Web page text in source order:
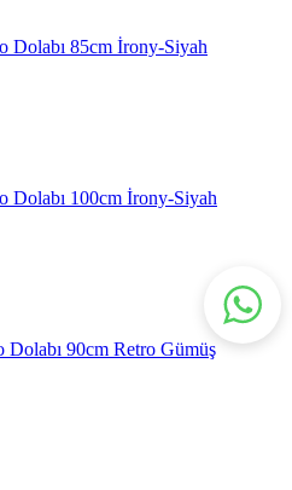
Dolabı 85cm İrony-Siyah
Dolabı 100cm İrony-Siyah
90cm Retro Gümüş